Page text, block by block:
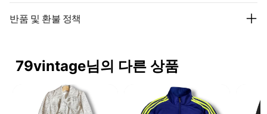
반품 및 환불 정책
79vintage님의 다른 상품